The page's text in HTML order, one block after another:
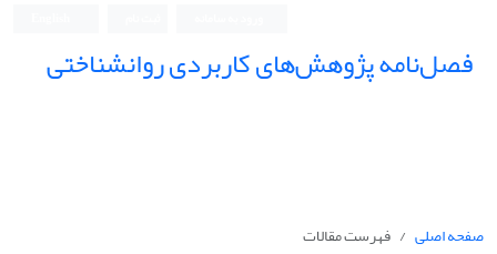
فصل‌نامه پژوهش‌های کاربردی روانشناختی
صفحه اصلی فهرست مقالات